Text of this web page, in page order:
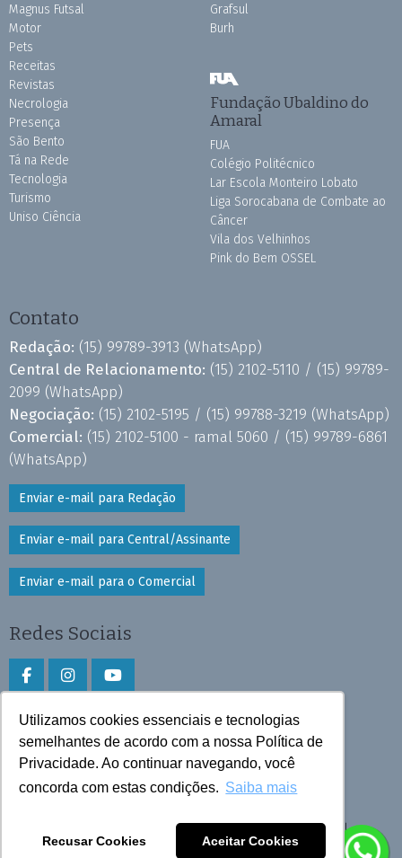
Utilizamos cookies essenciais e tecnologias
semelhantes de acordo com a nossa Política de
Privacidade. Ao continuar navegando, você
concorda com estas condições. Saiba mais
Recusar Cookies Aceitar Cookies
Magnus Futsal
Motor
Pets
Receitas
Revistas
Necrologia
Presença
São Bento
Tá na Rede
Tecnologia
Turismo
Uniso Ciência
Grafsul
Burh
Fundação Ubaldino do
Amaral
FUA
Colégio Politécnico
Lar Escola Monteiro Lobato
Liga Sorocabana de Combate ao
Câncer
Vila dos Velhinhos
Pink do Bem OSSEL
Contato
Redação: (15) 99789-3913 (WhatsApp)
Central de Relacionamento: (15) 2102-5110 / (15) 99789-
2099 (WhatsApp)
Negociação: (15) 2102-5195 / (15) 99788-3219 (WhatsApp)
Comercial: (15) 2102-5100 - ramal 5060 / (15) 99789-6861
(WhatsApp)
Enviar e-mail para Redação
Enviar e-mail para Central/Assinante
Enviar e-mail para o Comercial
Redes Sociais
Faça download do aplicativo
Play Store e App Store
Todos os direitos reservados © 2026 Cruzeiro do Sul